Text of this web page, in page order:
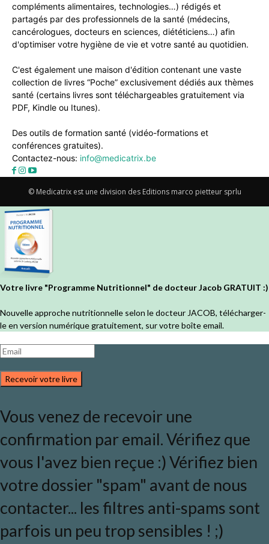
compléments alimentaires, technologies…) rédigés et
partagés par des professionnels de la santé (médecins,
cancérologues, docteurs en sciences, diététiciens…) afin
d'optimiser votre hygiène de vie et votre santé au quotidien.
C'est également une maison d'édition contenant une vaste
collection de livres “Poche” exclusivement dédiés aux thèmes
santé (certains livres sont téléchargeables gratuitement via
PDF, Kindle ou Itunes).
Des outils de formation santé (vidéo-formations et
conférences gratuites).
Contactez-nous: info@medicatrix.be
© Medicatrix est une division des Editions marco pietteur sprlu
Votre livre "Programme Nutritionnel" de docteur Jacob GRATUIT :)
Nouvelle approche nutritionnelle selon le docteur JACOB, télécharger-
le en version numérique gratuitement, sur votre boîte email.
Recevoir votre livre
Vous venez de recevoir une
confirmation par email. Vérifiez que
vous l'avez bien reçue :) Vérifiez bien
votre dossier "spam" avant de nous
contacter... les filtres anti-spams sont
parfois un peu trop sensibles ! ;)